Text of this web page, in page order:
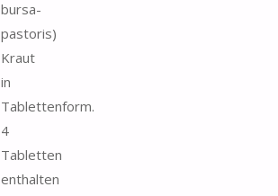
bursa-
pastoris)
Kraut
in
Tablettenform.
4
Tabletten
enthalten